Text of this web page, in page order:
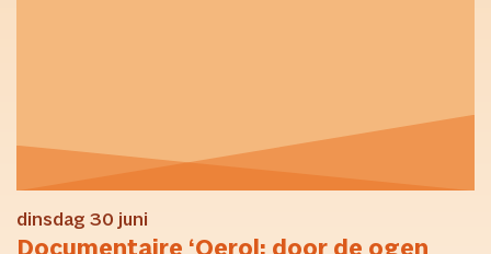
dinsdag 30 juni